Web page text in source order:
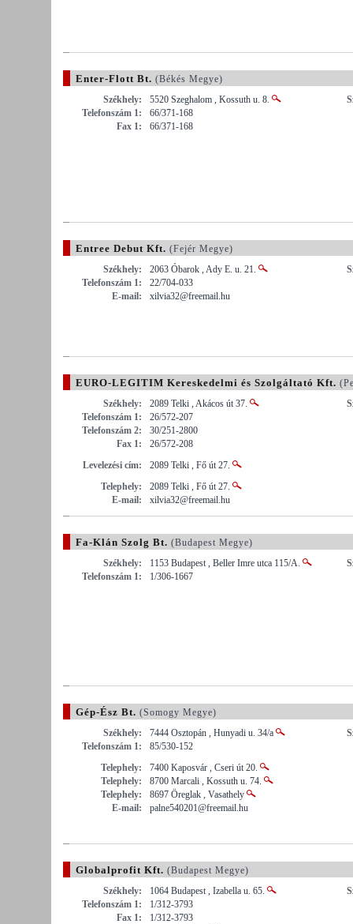
Enter-Flott Bt. (Békés Megye)
Székhely:
5520 Szeghalom , Kossuth u. 8.
Telefonszám 1:
66/371-168
Fax 1:
66/371-168
Entree Debut Kft. (Fejér Megye)
Székhely:
2063 Óbarok , Ady E. u. 21.
Telefonszám 1:
22/704-033
E-mail:
xilvia32@freemail.hu
EURO-LEGITIM Kereskedelmi és Szolgáltató Kft.
Székhely:
2089 Telki , Akácos út 37.
Telefonszám 1:
26/572-207
Telefonszám 2:
30/251-2800
Fax 1:
26/572-208
Levelezési cím:
2089 Telki , Fő út 27.
Telephely:
2089 Telki , Fő út 27.
E-mail:
xilvia32@freemail.hu
Fa-Klán Szolg Bt. (Budapest Megye)
Székhely:
1153 Budapest , Beller Imre utca 115/A.
Telefonszám 1:
1/306-1667
Gép-Ész Bt. (Somogy Megye)
Székhely:
7444 Osztopán , Hunyadi u. 34/a
Telefonszám 1:
85/530-152
Telephely:
7400 Kaposvár , Cseri út 20.
Telephely:
8700 Marcali , Kossuth u. 74.
Telephely:
8697 Öreglak , Vasathely
E-mail:
palne540201@freemail.hu
Globalprofit Kft. (Budapest Megye)
Székhely:
1064 Budapest , Izabella u. 65.
Telefonszám 1:
1/312-3793
Fax 1:
1/312-3793